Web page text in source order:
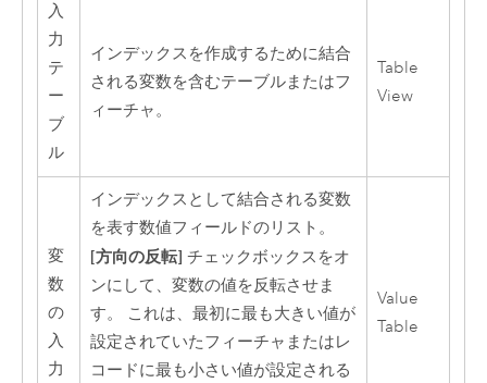
入
力
テ
ー
ブ
ル
インデックスを作成するために結合
される変数を含むテーブルまたはフ
ィーチャ。
Table
View
変
数
の
入
力
インデックスとして結合される変数
を表す数値フィールドのリスト。
[方向の反転] チェックボックスをオ
ンにして、変数の値を反転させま
す。 これは、最初に最も大きい値が
設定されていたフィーチャまたはレ
コードに最も小さい値が設定される
Value
Table